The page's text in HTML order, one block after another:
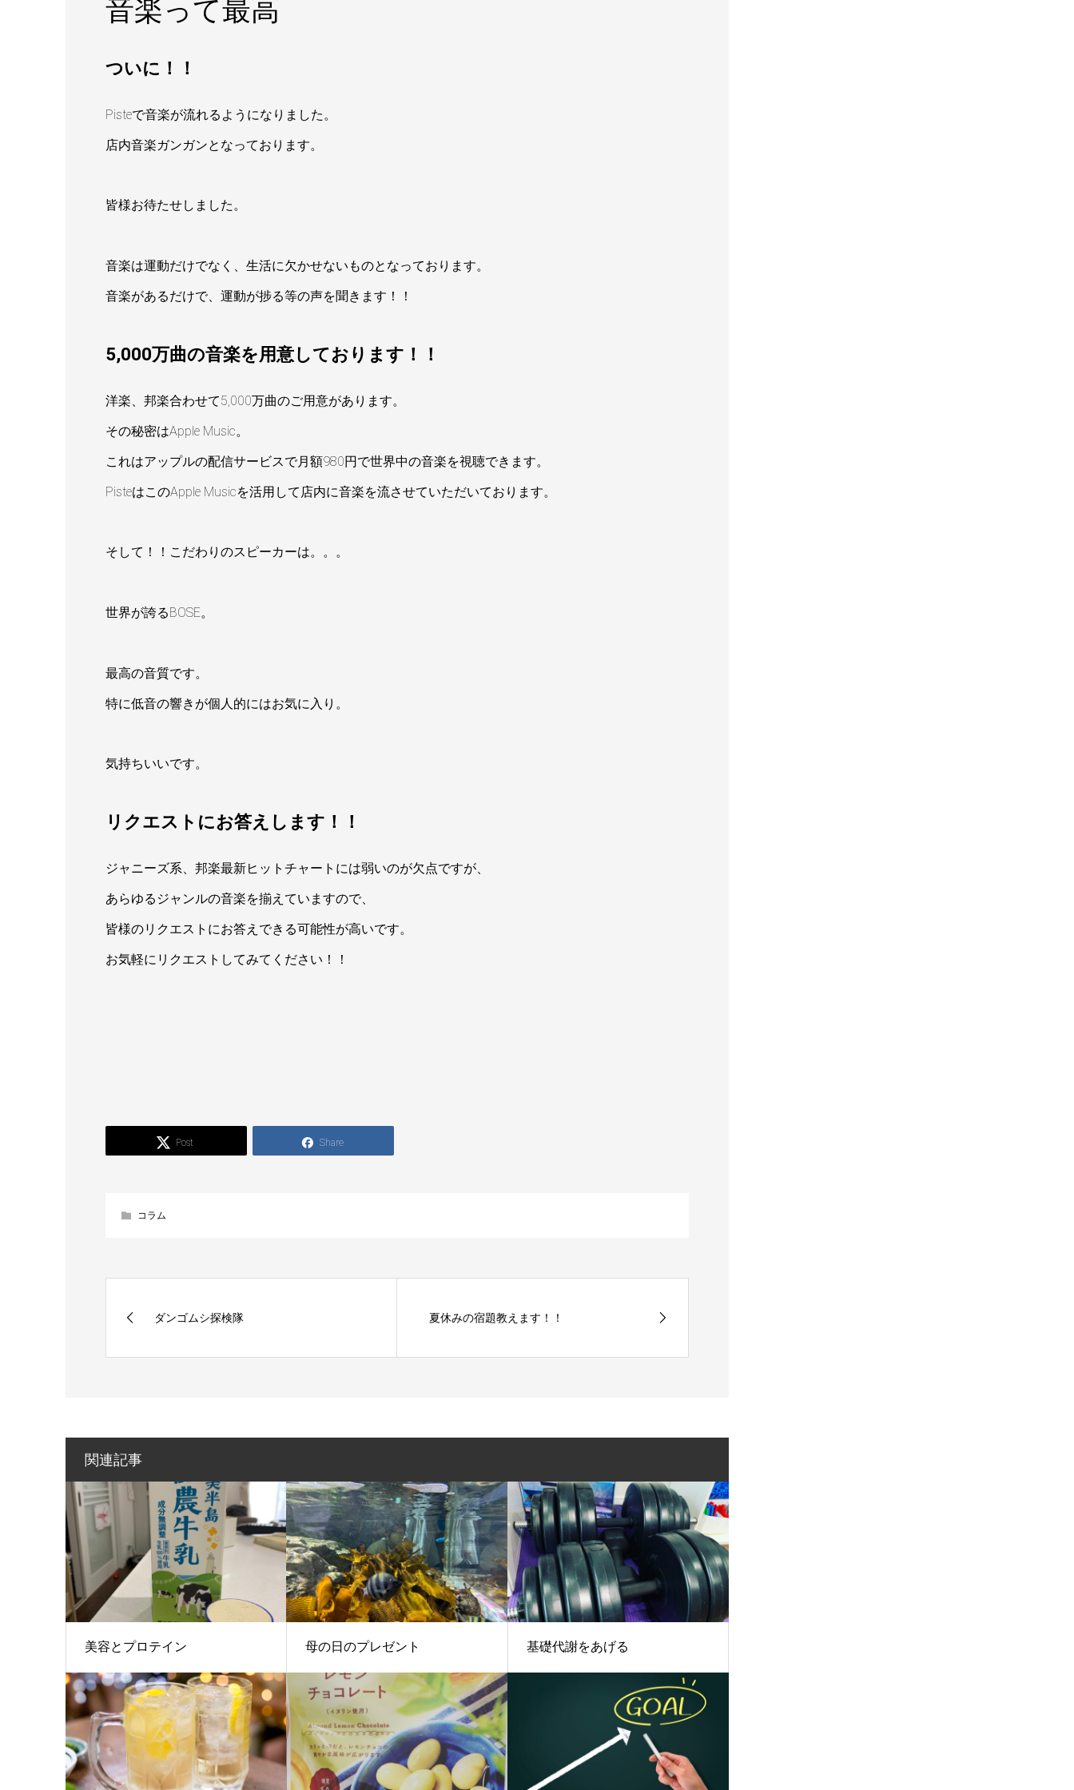
音楽って最高
ついに！！
Pisteで音楽が流れるようになりました。
店内音楽ガンガンとなっております。
皆様お待たせしました。
音楽は運動だけでなく、生活に欠かせないものとなっております。
音楽があるだけで、運動が捗る等の声を聞きます！！
5,000万曲の音楽を用意しております！！
洋楽、邦楽合わせて5,000万曲のご用意があります。
その秘密はApple Music。
これはアップルの配信サービスで月額980円で世界中の音楽を視聴できます。
PisteはこのApple Musicを活用して店内に音楽を流させていただいております。
そして！！こだわりのスピーカーは。。。
世界が誇るBOSE。
最高の音質です。
特に低音の響きが個人的にはお気に入り。
気持ちいいです。
リクエストにお答えします！！
ジャニーズ系、邦楽最新ヒットチャートには弱いのが欠点ですが、
あらゆるジャンルの音楽を揃えていますので、
皆様のリクエストにお答えできる可能性が高いです。
お気軽にリクエストしてみてください！！
Post Share
コラム
ダンゴムシ探検隊 夏休みの宿題教えます！！
関連記事
美容とプロテイン 母の日のプレゼント 基礎代謝をあげる